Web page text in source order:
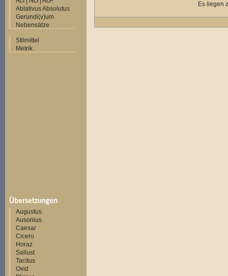
Ablativus Absolutus
Gerundi(v)um
Nebensätze
Stilmittel
Metrik
Übersetzungen
Augustus
Ausonius
Caesar
Cicero
Horaz
Sallust
Tacitus
Ovid
Es liegen